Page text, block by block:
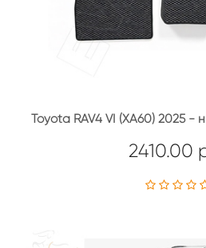
Toyota RAV4 VI (XA60) 2025 -
2410.00